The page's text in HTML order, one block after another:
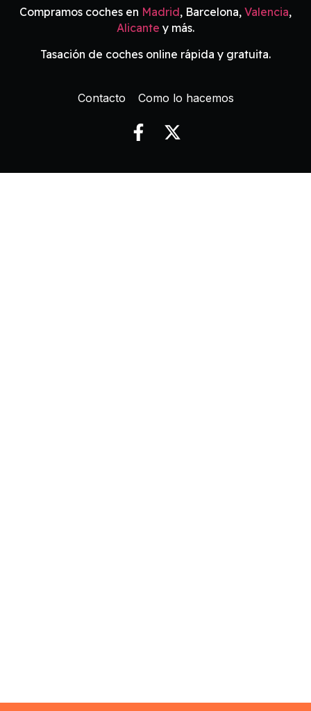
Compramos coches en Madrid, Barcelona, Valencia,
Alicante y más.
Tasación de coches online rápida y gratuita.
Contacto Como lo hacemos